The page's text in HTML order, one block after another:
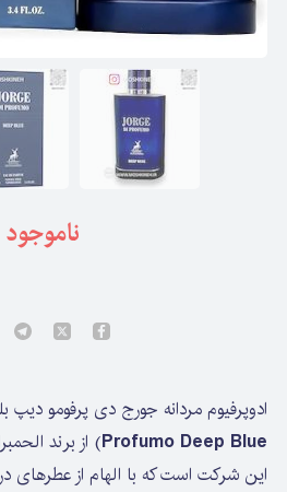
ناموجود
ادوپرفیوم مردانه جورج دی پرفومو دیپ
Profumo Deep Blue
) از برند
این شرکت است که با الهام از